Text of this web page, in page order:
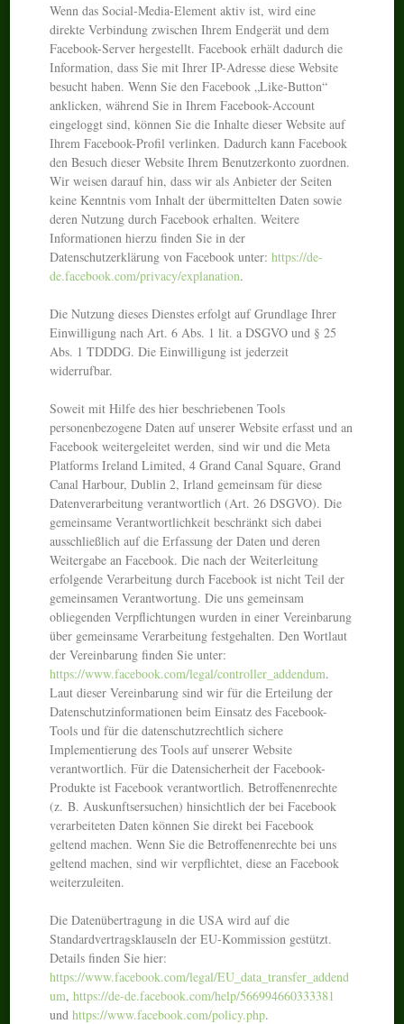
Wenn das Social-Media-Element aktiv ist, wird eine
direkte Verbindung zwischen Ihrem Endgerät und dem
Facebook-Server hergestellt. Facebook erhält dadurch die
Information, dass Sie mit Ihrer IP-Adresse diese Website
besucht haben. Wenn Sie den Facebook „Like-Button“
anklicken, während Sie in Ihrem Facebook-Account
eingeloggt sind, können Sie die Inhalte dieser Website auf
Ihrem Facebook-Profil verlinken. Dadurch kann Facebook
den Besuch dieser Website Ihrem Benutzerkonto zuordnen.
Wir weisen darauf hin, dass wir als Anbieter der Seiten
keine Kenntnis vom Inhalt der übermittelten Daten sowie
deren Nutzung durch Facebook erhalten. Weitere
Informationen hierzu finden Sie in der
Datenschutzerklärung von Facebook unter:https://de-
de.facebook.com/privacy/explanation.
Die Nutzung dieses Dienstes erfolgt auf Grundlage Ihrer
Einwilligung nach Art. 6 Abs. 1 lit. a DSGVO und § 25
Abs. 1 TDDDG. Die Einwilligung ist jederzeit
widerrufbar.
Soweit mit Hilfe des hier beschriebenen Tools
personenbezogene Daten auf unserer Website erfasst und an
Facebook weitergeleitet werden, sind wir und die Meta
Platforms Ireland Limited, 4 Grand Canal Square, Grand
Canal Harbour, Dublin 2, Irland gemeinsam für diese
Datenverarbeitung verantwortlich (Art. 26 DSGVO). Die
gemeinsame Verantwortlichkeit beschränkt sich dabei
ausschließlich auf die Erfassung der Daten und deren
Weitergabe an Facebook. Die nach der Weiterleitung
erfolgende Verarbeitung durch Facebook ist nicht Teil der
gemeinsamen Verantwortung. Die uns gemeinsam
obliegenden Verpflichtungen wurden in einer Vereinbarung
über gemeinsame Verarbeitung festgehalten. Den Wortlaut
der Vereinbarung finden Sie unter:
https://www.facebook.com/legal/controller_addendum.
Laut dieser Vereinbarung sind wir für die Erteilung der
Datenschutzinformationen beim Einsatz des Facebook-
Tools und für die datenschutzrechtlich sichere
Implementierung des Tools auf unserer Website
verantwortlich. Für die Datensicherheit der Facebook-
Produkte ist Facebook verantwortlich. Betroffenenrechte
(z. B. Auskunftsersuchen) hinsichtlich der bei Facebook
verarbeiteten Daten können Sie direkt bei Facebook
geltend machen. Wenn Sie die Betroffenenrechte bei uns
geltend machen, sind wir verpflichtet, diese an Facebook
weiterzuleiten.
Die Datenübertragung in die USA wird auf die
Standardvertragsklauseln der EU-Kommission gestützt.
Details finden Sie hier:
https://www.facebook.com/legal/EU_data_transfer_addend
um,https://de-de.facebook.com/help/566994660333381
undhttps://www.facebook.com/policy.php.